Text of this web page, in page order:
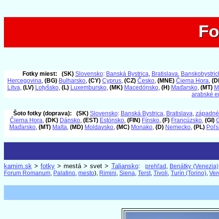
Fotky miest: (SK) Slovensko: Banská Bystrica, Bratislava,
Hercegovina, (BG) Bulharsko, (CY) Cyprus, (CZ) Česko, (MNE) Čierna Hora,
Litva, (LV) Lotyšsko, (L) Luxembursko, (MK) Macedónsko, (H) Maďarsko, (MT)
arabské
Šoto fotky (doprava): (SK) Slovensko: Banská Bystrica, Bratislava,
Čierna Hora, (DK) Dánsko, (EST) Estónsko, (FIN) Fínsko, (F) Francúzsko, (GI)
Maďarsko, (MT) Malta, (MD) Moldavsko, (MC) Monako, (D) Nemecko, (PL)
kamim.sk >fotky > mestá > svet > Taliansko: prehľad , Benátky (Venezia)
Forum Romanum, Palatino, mesto), Rimini, Siena, Terst, Tivoli, Turín (Torino),